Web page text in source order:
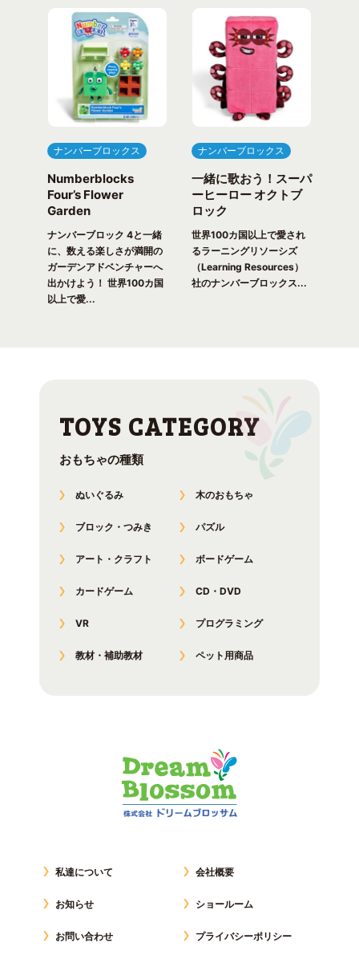
ナンバーブロックス
Numberblocks
Four’s Flower
Garden
ナンバーブロック 4と一緒
に、数える楽しさが満開の
ガーデンアドベンチャーへ
出かけよう！ 世界100カ国
以上で愛...
ナンバーブロックス
一緒に歌おう！スーパ
ーヒーロー オクトブ
ロック
世界100カ国以上で愛され
るラーニングリソーシズ
（Learning Resources）
社のナンバーブロックス...
おもちゃの種類
ぬいぐるみ 木のおもちゃ
ブロック・つみき パズル
アート・クラフト ボードゲーム
カードゲーム CD・DVD
VR プログラミング
教材・補助教材 ペット用商品
私達について
お知らせ
お問い合わせ
会社概要
ショールーム
プライバシーポリシー